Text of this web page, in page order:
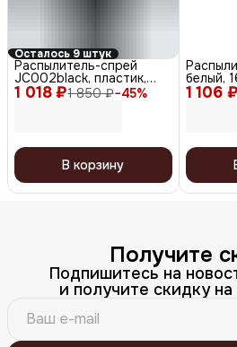
Осталось 9 штук
1 018 ₽1 850 ₽−45%
Распылитель-спрей
JC002black, пластик,
черный, 160 мл
В корзину
1 106
белый,
Получите
Подпишитесь на
и получите скидку на